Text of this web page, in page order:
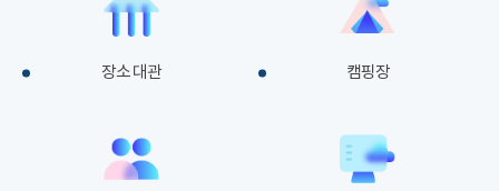
장소 대관 캠핑장